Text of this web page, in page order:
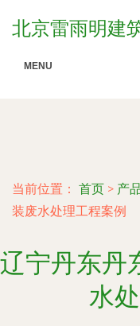
北京雷雨明建
MENU
当前位置： 首页 > 产
装废水处理工程案例
辽宁丹东丹
水